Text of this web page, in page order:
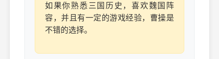
如果你熟悉三国历史，喜欢魏国阵
容，并且有一定的游戏经验，曹操是
不错的选择。